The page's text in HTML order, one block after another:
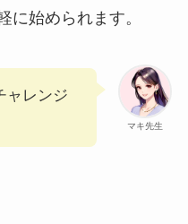
に始められます。
マキ先生
ャレンジ